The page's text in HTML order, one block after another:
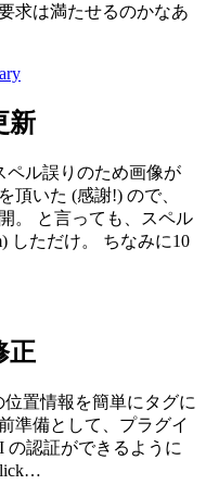
求は満たせるのかなあ
新
ペル誤りのため画像が
頂いた (感謝!) ので、
。 と言っても、スペル
しただけ。 ちなみに10
正
位置情報を簡単にタグに
準備として、プラグイ
の認証ができるように